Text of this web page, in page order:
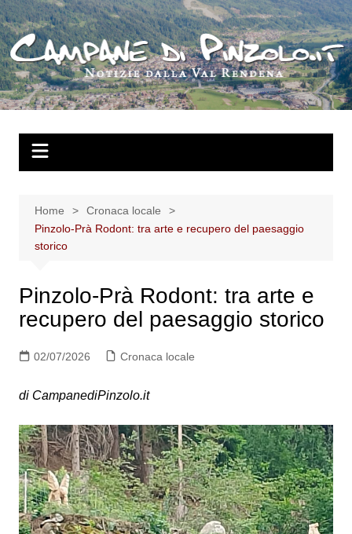
Salta
al
contenuto
Home
Cronaca locale
Pinzolo-Prà Rodont: tra arte e recupero del paesaggio
storico
Pinzolo-Prà Rodont: tra arte e
recupero del paesaggio storico
02/07/2026 Cronaca locale
di CampanediPinzolo.it